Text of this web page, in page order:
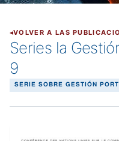
VOLVER A LAS
Series la
9
SERIE SOBRE GESTIÓN